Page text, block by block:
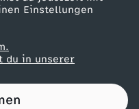
Einstellungen
du in unserer